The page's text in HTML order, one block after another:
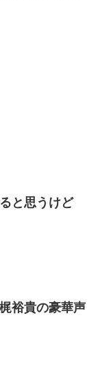
と思うけど
裕貴の豪華声